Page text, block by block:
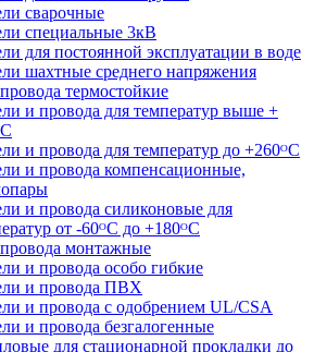
сварочные
специальные 3кВ
для постоянной эксплуатации в воде
шахтные среднего напряжения
термостойкие
и провода для температур выше +
и провода для температур до +260ᴼС
и провода компенсационные,
и провода силиконовые для
от -60ᴼC до +180ᴼС
монтажные
и провода особо гибкие
и провода ПВХ
и провода с одобрением UL/CSA
и провода безгалогенные
для стационарной прокладки до